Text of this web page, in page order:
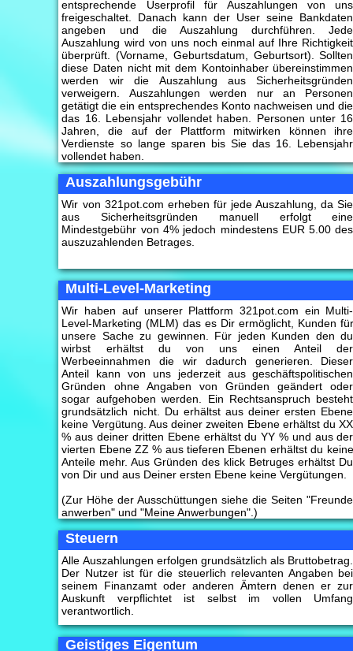
entsprechende Userprofil für Auszahlungen von uns
freigeschaltet. Danach kann der User seine Bankdaten
angeben und die Auszahlung durchführen. Jede
Auszahlung wird von uns noch einmal auf Ihre Richtigkeit
überprüft. (Vorname, Geburtsdatum, Geburtsort). Sollten
diese Daten nicht mit dem Kontoinhaber übereinstimmen
werden wir die Auszahlung aus Sicherheitsgründen
verweigern. Auszahlungen werden nur an Personen
getätigt die ein entsprechendes Konto nachweisen und die
das 16. Lebensjahr vollendet haben. Personen unter 16
Jahren, die auf der Plattform mitwirken können ihre
Verdienste so lange sparen bis Sie das 16. Lebensjahr
vollendet haben.
Auszahlungsgebühr
Wir von 321pot.com erheben für jede Auszahlung, da Sie
aus Sicherheitsgründen manuell erfolgt eine
Mindestgebühr von 4% jedoch mindestens EUR 5.00 des
auszuzahlenden Betrages.
Multi-Level-Marketing
Wir haben auf unserer Plattform 321pot.com ein Multi-
Level-Marketing (MLM) das es Dir ermöglicht, Kunden für
unsere Sache zu gewinnen. Für jeden Kunden den du
wirbst erhältst du von uns einen Anteil der
Werbeeinnahmen die wir dadurch generieren. Dieser
Anteil kann von uns jederzeit aus geschäftspolitischen
Gründen ohne Angaben von Gründen geändert oder
sogar aufgehoben werden. Ein Rechtsanspruch besteht
grundsätzlich nicht. Du erhältst aus deiner ersten Ebene
keine Vergütung. Aus deiner zweiten Ebene erhältst du XX
% aus deiner dritten Ebene erhältst du YY % und aus der
vierten Ebene ZZ % aus tieferen Ebenen erhältst du keine
Anteile mehr. Aus Gründen des klick Betruges erhältst Du
von Dir und aus Deiner ersten Ebene keine Vergütungen.
(Zur Höhe der Ausschüttungen siehe die Seiten "Freunde
anwerben" und "Meine Anwerbungen".)
Steuern
Alle Auszahlungen erfolgen grundsätzlich als Bruttobetrag.
Der Nutzer ist für die steuerlich relevanten Angaben bei
seinem Finanzamt oder anderen Ämtern denen er zur
Auskunft verpflichtet ist selbst im vollen Umfang
verantwortlich.
Geistiges Eigentum